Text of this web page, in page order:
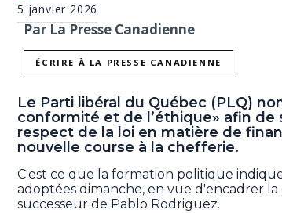
5 janvier 2026
Par La Presse Canadienne
ÉCRIRE À LA PRESSE CANADIENNE
Le Parti libéral du Québec (PLQ)
conformité et de l’éthique» afin
respect de la loi en matière de
nouvelle course à la chefferie.
C'est ce que la formation politique
adoptées dimanche, en vue d'encadrer la
successeur de Pablo Rodriguez.